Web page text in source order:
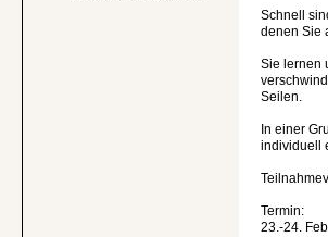
Schnell
denen Sie
Sie lernen
Seilen.
In einer
individuell
Termin:
23.-24.